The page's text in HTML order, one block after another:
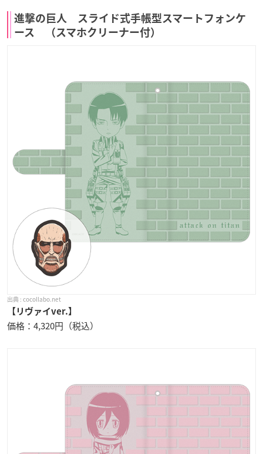
進撃の巨人 スライド式手帳型スマートフォンケ
ース （スマホクリーナー付）
cocollabo.net
【リヴァイver.】
価格：4,320円（税込）